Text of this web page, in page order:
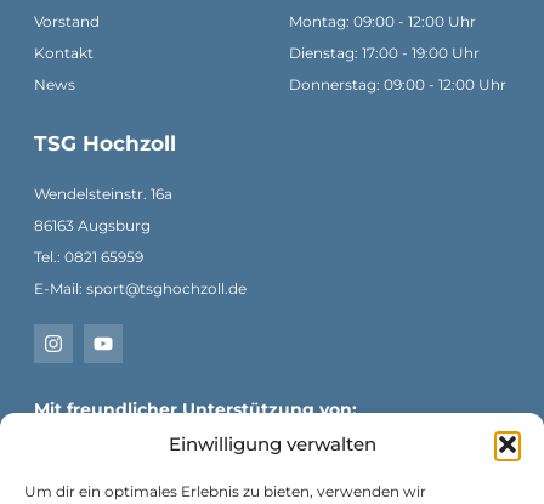
Einwilligung verwalten
Um dir ein optimales Erlebnis zu bieten, verwenden wir
Vorstand
Kontakt
News
Montag: 09:00 - 12:00 Uhr
Dienstag: 17:00 - 19:00 Uhr
Donnerstag: 09:00 - 12:00 Uhr
TSG Hochzoll
Wendelsteinstr. 16a
86163 Augsburg
Tel.: 0821 65959
E-Mail: sport@tsghochzoll.de
Mit freundlicher Unterstützung von: